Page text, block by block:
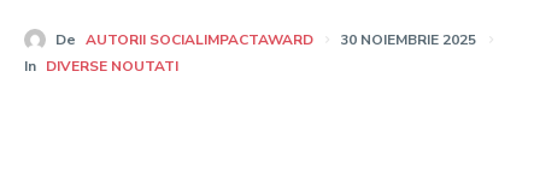
De AUTORII SOCIALIMPACTAWARD
30 NOIEMBRIE 2025
In DIVERSE NOUTATI